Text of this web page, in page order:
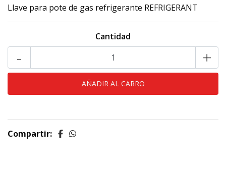
Llave para pote de gas refrigerante REFRIGERANT
Cantidad
- +
Compartir: